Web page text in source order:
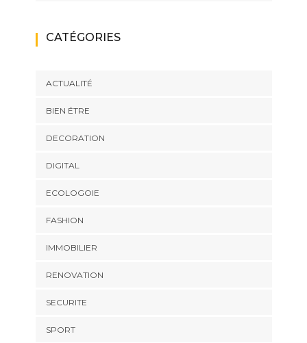
CATÉGORIES
ACTUALITÉ
BIEN ÉTRE
DECORATION
DIGITAL
ECOLOGOIE
FASHION
IMMOBILIER
RENOVATION
SECURITE
SPORT